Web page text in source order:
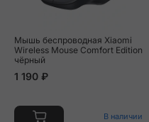
Мышь беспроводная Xiaomi
Wireless Mouse Comfort Edition
чёрный
1 190 ₽
В наличии